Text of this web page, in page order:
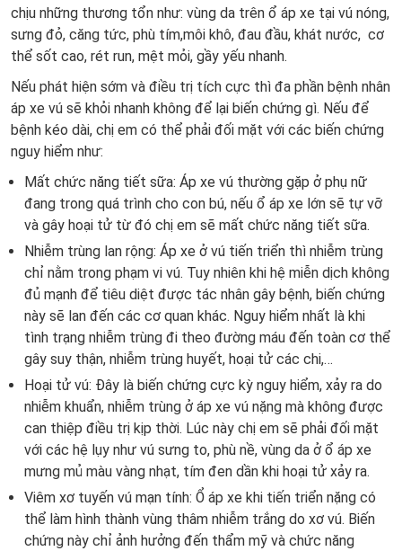
chịu những thương tổn như: vùng da trên ổ áp xe tại vú nóng,
sưng đỏ, căng tức, phù tím,môi khô, đau đầu, khát nước, cơ
thể sốt cao, rét run, mệt mỏi, gầy yếu nhanh.
Nếu phát hiện sớm và điều trị tích cực thì đa phần bệnh nhân
áp xe vú sẽ khỏi nhanh không để lại biến chứng gì. Nếu để
bệnh kéo dài, chị em có thể phải đối mặt với các biến chứng
nguy hiểm như:
Mất chức năng tiết sữa: Áp xe vú thường gặp ở phụ nữ
đang trong quá trình cho con bú, nếu ổ áp xe lớn sẽ tự vỡ
và gây hoại tử từ đó chị em sẽ mất chức năng tiết sữa.
Nhiễm trùng lan rộng: Áp xe ở vú tiến triển thì nhiễm trùng
chỉ nằm trong phạm vi vú. Tuy nhiên khi hệ miễn dịch không
đủ mạnh để tiêu diệt được tác nhân gây bệnh, biến chứng
này sẽ lan đến các cơ quan khác. Nguy hiểm nhất là khi
tình trạng nhiễm trùng đi theo đường máu đến toàn cơ thể
gây suy thận, nhiễm trùng huyết, hoại tử các chi,…
Hoại tử vú: Đây là biến chứng cực kỳ nguy hiểm, xảy ra do
nhiễm khuẩn, nhiễm trùng ở áp xe vú nặng mà không được
can thiệp điều trị kịp thời. Lúc này chị em sẽ phải đối mặt
với các hệ lụy như vú sưng to, phù nề, vùng da ở ổ áp xe
mưng mủ màu vàng nhạt, tím đen dần khi hoại tử xảy ra.
Viêm xơ tuyến vú mạn tính: Ổ áp xe khi tiến triển nặng có
thể làm hình thành vùng thâm nhiễm trắng do xơ vú. Biến
chứng này chỉ ảnh hưởng đến thẩm mỹ và chức năng